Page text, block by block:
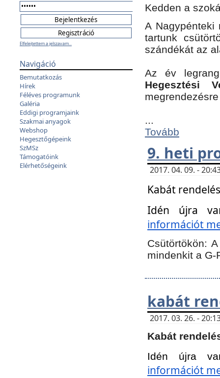
Elfelejtettem a jelszavam...
Navigáció
Bemutatkozás
Hírek
Féléves programunk
Galéria
Eddigi programjaink
Szakmai anyagok
Webshop
Hegesztőgépeink
SzMSz
Támogatóink
Elérhetőségeink
Kedden a
A Nagypénteki
tartunk
szándékát az
Az év
Hegesztési
...
Tovább
9. heti
2017. 04. 09. -
Kabát
Idén újra
információt
Csütörtökön:A
mindenkit a G-
kabát
2017. 03. 26. -
Kabát
Idén újra
információt